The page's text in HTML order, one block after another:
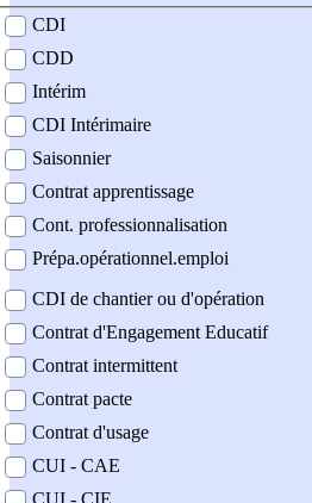
contrat
CDI
CDD
Intérim
CDI Intérimaire
Saisonnier
Contrat apprentissage
Cont. professionnalisation
Prépa.opérationnel.emploi
CDI de chantier ou d'opération
Contrat d'Engagement Educatif
Contrat intermittent
Contrat pacte
Contrat d'usage
CUI - CAE